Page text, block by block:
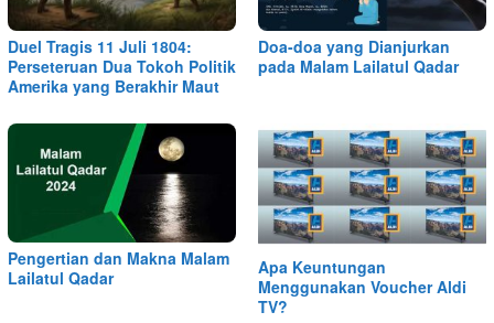
Duel Tragis 11 Juli 1804:
Perseteruan Dua Tokoh Politik
Amerika yang Berakhir Maut
Doa-doa yang Dianjurkan
pada Malam Lailatul Qadar
Pengertian dan Makna Malam
Lailatul Qadar
Apa Keuntungan
Menggunakan Voucher Aldi
TV?